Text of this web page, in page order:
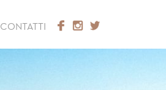
CONTATTI